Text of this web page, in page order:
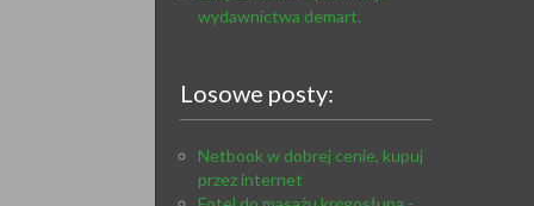
wydawnictwa demart.
Losowe posty:
Netbook w dobrej cenie, kupuj
przez internet